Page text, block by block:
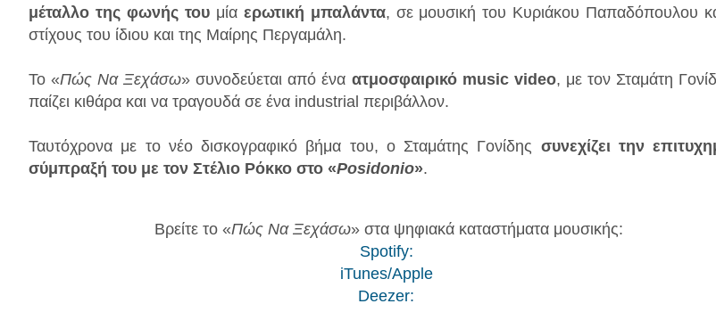
μέταλλο της φωνής του μία ερωτική μπαλάντα, σε μουσική του Κυριάκου Παπαδόπουλου
στίχους του ίδιου και της Μαίρης Περγαμάλη.
Το «Πώς Να Ξεχάσω» συνοδεύεται από ένα ατμοσφαιρικό music video, με τον Σταμάτη
παίζει κιθάρα και να τραγουδά σε ένα industrial περιβάλλον.
Ταυτόχρονα με το νέο δισκογραφικό βήμα του, ο Σταμάτης Γονίδης συνεχίζει την
σύμπραξή του με τον Στέλιο Ρόκκο στο «Posidonio».
Βρείτε το «Πώς Να Ξεχάσω» στα ψηφιακά καταστήματα μουσικής:
Spotify:
iTunes/Apple
Deezer: